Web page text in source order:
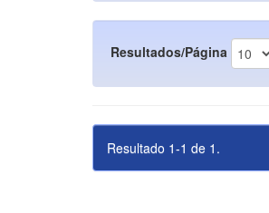
Resultados/Página
Resultado 1-1 de 1.